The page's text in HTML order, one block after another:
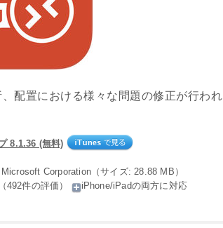
配置における様々な問題の修正が行わ
8.1.36 (無料)
Corporation（サイズ: 28.88 MB）
（492件の評価） iPhone/iPadの両方に対応